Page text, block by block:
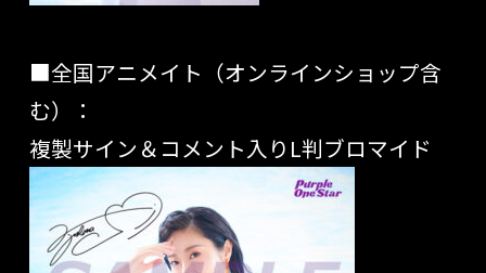
■全国アニメイト（オンラインショップ含
む）：
複製サイン＆コメント入りL判ブロマイド